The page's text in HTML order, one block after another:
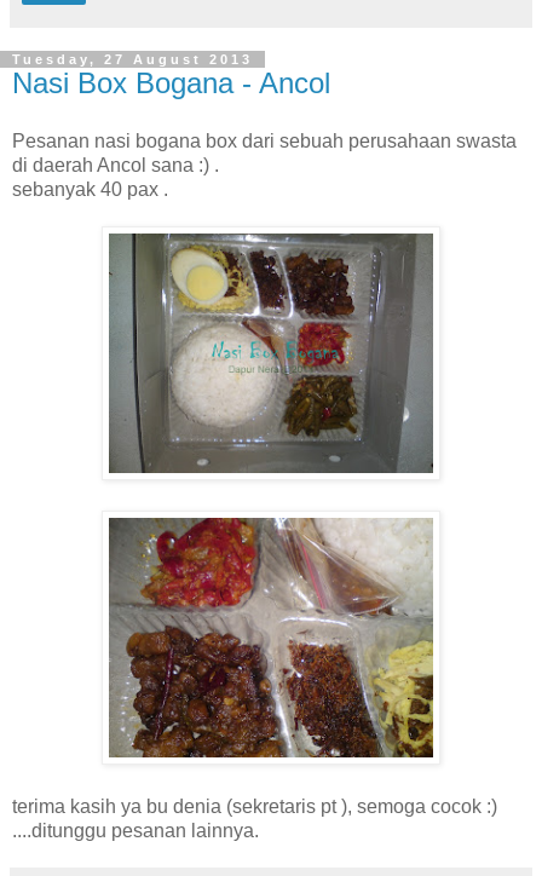
Tuesday, 27 August 2013
Nasi Box Bogana - Ancol
Pesanan nasi bogana box dari sebuah perusahaan swasta
di daerah Ancol sana :) .
sebanyak 40 pax .
terima kasih ya bu denia (sekretaris pt ), semoga cocok :)
....ditunggu pesanan lainnya.